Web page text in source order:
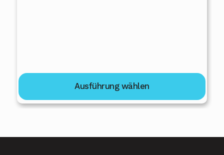
Ausführung wählen
gewählt